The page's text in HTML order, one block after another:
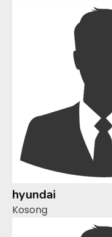
hyundai
Kosong